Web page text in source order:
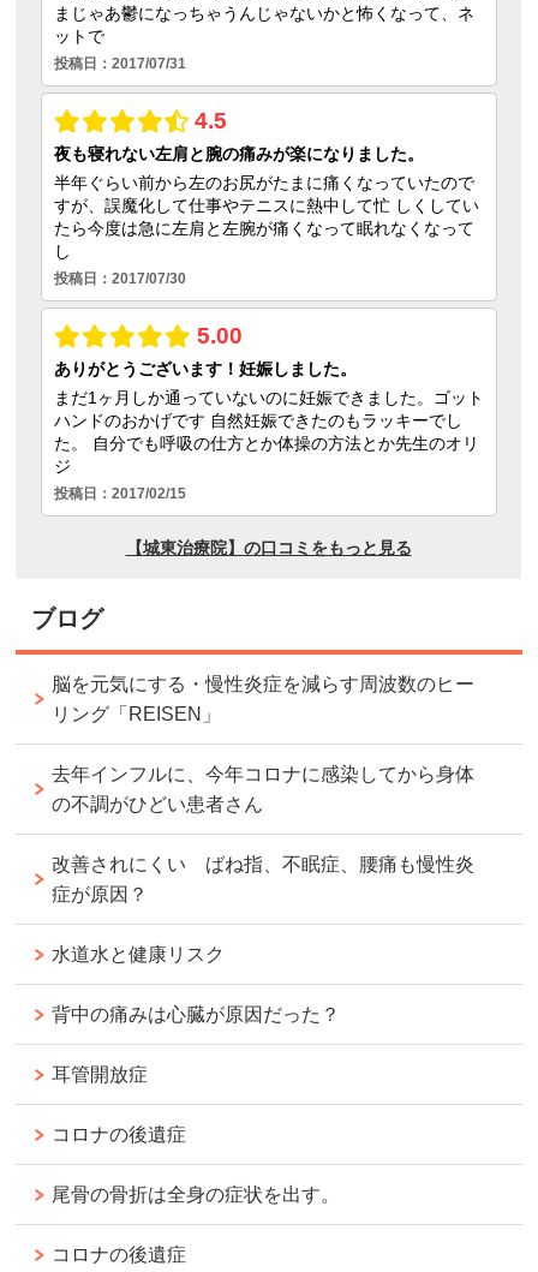
ブログ
脳を元気にする・慢性炎症を減らす周波数のヒー
リング「REISEN」
去年インフルに、今年コロナに感染してから身体
の不調がひどい患者さん
改善されにくい ばね指、不眠症、腰痛も慢性炎
症が原因？
水道水と健康リスク
背中の痛みは心臓が原因だった？
耳管開放症
コロナの後遺症
尾骨の骨折は全身の症状を出す。
コロナの後遺症